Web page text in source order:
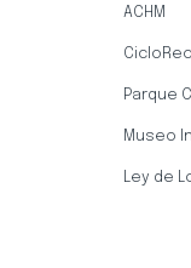
ACHM
Parque
Museo
Ley de